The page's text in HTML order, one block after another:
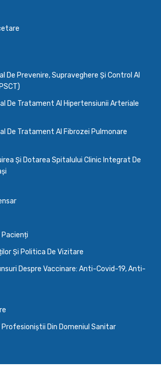
De Prevenire, Supraveghere Şi Control Al
De Tratament Al Hipertensiunii Arteriale
De Tratament Al Fibrozei Pulmonare
Și Dotarea Spitalului Clinic Integrat De
Și Politica De Vizitare
Despre Vaccinare: Anti-Covid-19, Anti-
Din Domeniul Sanitar